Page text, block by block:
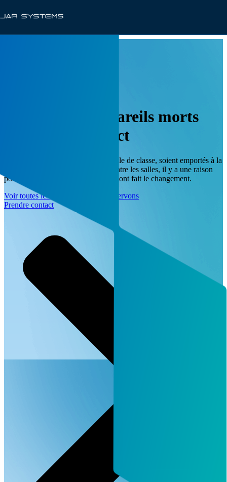
Éliminer les appareils morts
dans votre district
Que vos appareils restent dans la salle de classe, soient emportés à la
maison avec les élèves ou flottent entre les salles, il y a une raison
pour laquelle plus de 1 000 districts ont fait le changement.
Voir toutes les industries que nous servons
Prendre contact